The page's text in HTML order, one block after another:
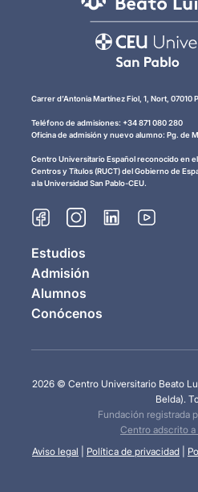
Carrer d’Antonia Martínez Fiol, 1, Nort, 07010
Teléfono de admisiones: +34 871 080 280
Oficina de admisión y nuevo alumno: Pg. de
Centro Universitario Español reconocido en
Centros y Títulos (RUCT) del Gobierno de
a la Universidad San Pablo-CEU.
Estudios
Admisión
Alumnos
Conócenos
2026 © Centro Universitario Beato
Belda).
Fundación registrada
Centro adscrito a
Aviso legal
Política de privacidad